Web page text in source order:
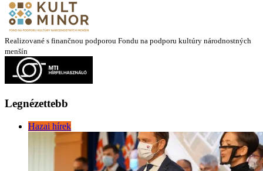
Realizované s finančnou podporou Fondu na podporu kultúry národnostných
menšín
Legnézettebb
Hazai hírek